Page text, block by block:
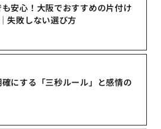
安心！大阪でおすすめの片付け
失敗しない選び方
にする「三秒ルール」と感情の